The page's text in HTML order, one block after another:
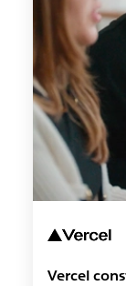
Vercel